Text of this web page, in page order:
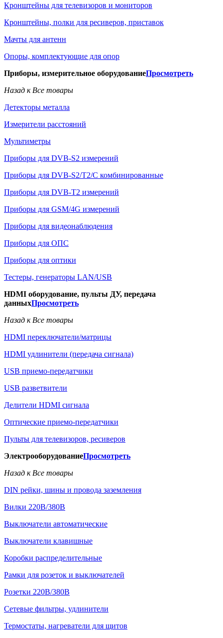
Кронштейны для телевизоров и мониторов
Кронштейны, полки для ресиверов, приставок
Мачты для антенн
Опоры, комплектующие для опор
Приборы, измерительное оборудованиеПросмотреть
Назад к Все товары
Детекторы металла
Измерители расстояний
Мультиметры
Приборы для DVB-S2 измерений
Приборы для DVB-S2/T2/C комбинированные
Приборы для DVB-T2 измерений
Приборы для GSM/4G измерений
Приборы для видеонаблюдения
Приборы для ОПС
Приборы для оптики
Тестеры, генераторы LAN/USB
HDMI оборудование, пульты ДУ, передача
данныхПросмотреть
Назад к Все товары
HDMI переключатели/матрицы
HDMI удлинители (передача сигнала)
USB приемо-передатчики
USB разветвители
Делители HDMI сигнала
Оптические приемо-передатчики
Пульты для телевизоров, ресиверов
ЭлектрооборудованиеПросмотреть
Назад к Все товары
DIN рейки, шины и провода заземления
Вилки 220В/380В
Выключатели автоматические
Выключатели клавишные
Коробки распределительные
Рамки для розеток и выключателей
Розетки 220В/380В
Сетевые фильтры, удлинители
Термостаты, нагреватели для щитов